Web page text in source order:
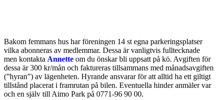
Bakom femmans hus har föreningen 14 st egna parkeringsplatser
vilka abonneras av medlemmar. Dessa är vanligtvis fulltecknade
men kontakta Annette om du önskar bli uppsatt på kö. Avgiften för
dessa är 300 kr/mån och faktureras tillsammans med månadsavgiften
(”hyran”) av lägenheten. Hyrande ansvarar för att alltid ha ett giltigt
tillstånd placerat i framrutan på bilen. Eventuella hinder anmäler var
och en själv till Aimo Park på 0771-96 90 00.